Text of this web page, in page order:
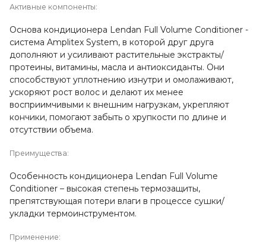
Активные компоненты:
Основа кондиционера Lendan Full Volume Conditioner -
система Amplitex System, в которой друг друга
дополняют и усиливают растительные экстракты/
протеины, витамины, масла и антиоксиданты. Они
способствуют уплотнению изнутри и омолаживают,
ускоряют рост волос и делают их менее
восприимчивыми к внешним нагрузкам, укрепляют
кончики, помогают забыть о хрупкости по длине и
отсутствии объема.
Преимущества:
Особенность кондиционера Lendan Full Volume
Conditioner – высокая степень термозащиты,
препятствующая потери влаги в процессе сушки/
укладки термоинструментом.
Применение: